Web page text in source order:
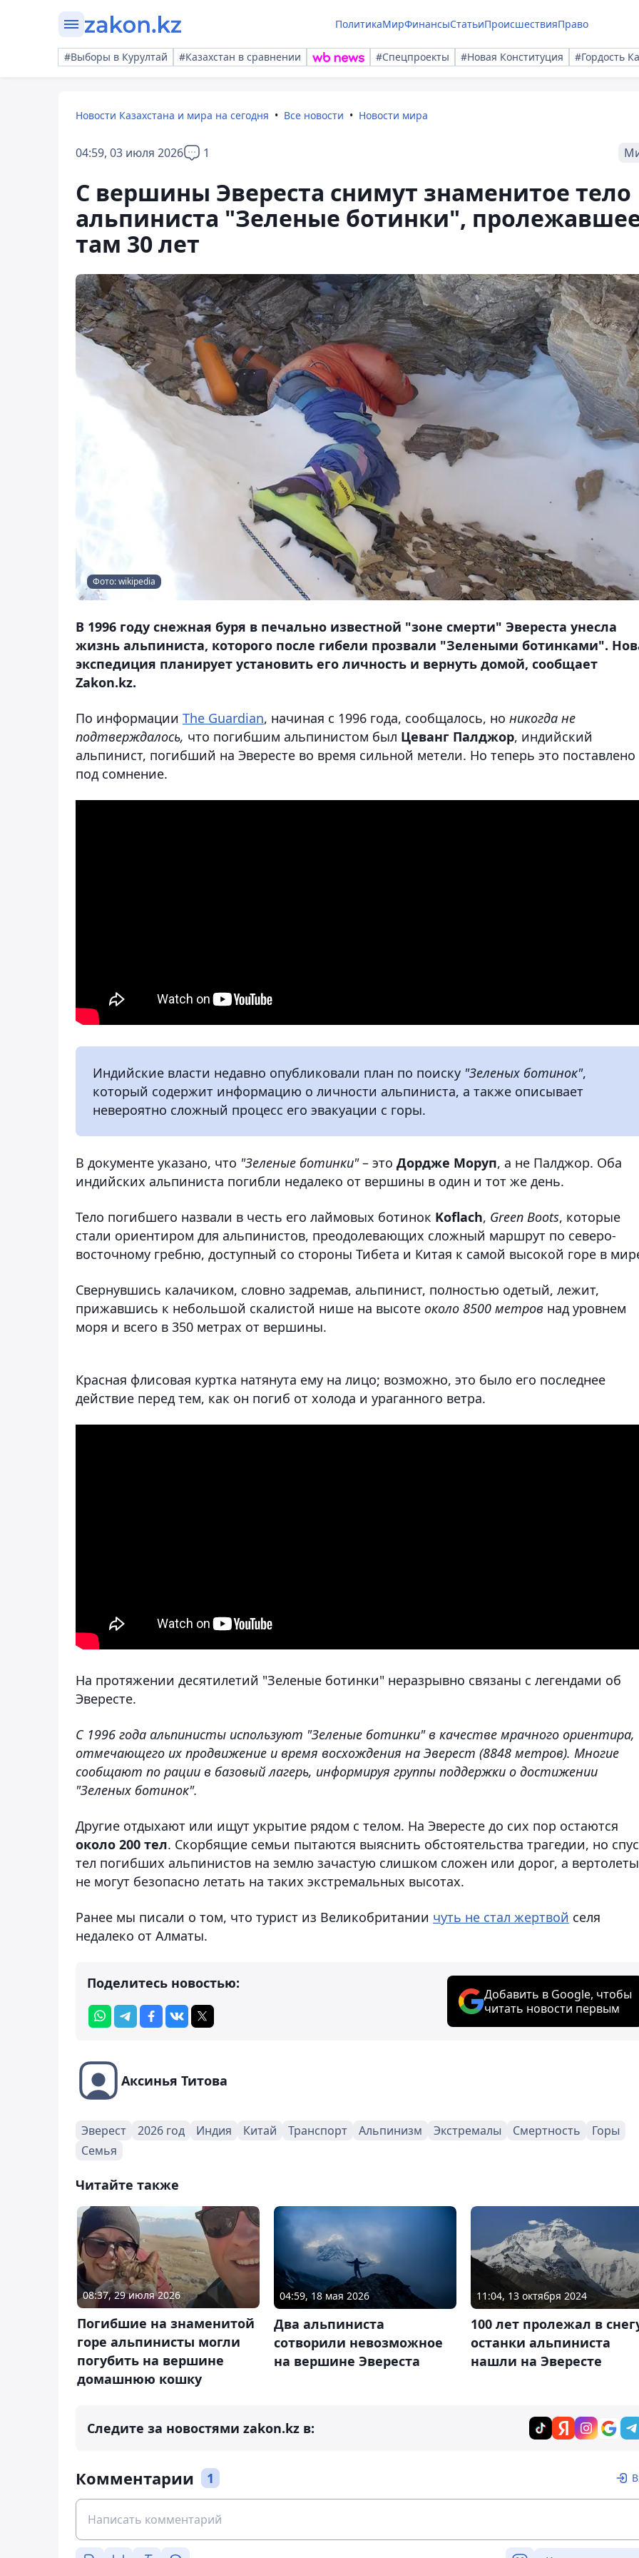
ПолитикаМирФинансыСтатьиПроисшествияПраво
#Выборы в Курултай #Казахстан в сравнении #Спецпроекты #Новая Конституция #Гордость
Новости Казахстана и мира на сегодня Все новости Новости мира
04:59, 03 июля 2026 1
С вершины Эвереста снимут знаменитое тело
альпиниста "Зеленые ботинки",
там 30 лет
Фото: wikipedia
В 1996 году снежная буря в печально известной "зоне смерти" Эвереста унесла
жизнь альпиниста, которого после гибели прозвали "Зелеными ботинками".
экспедиция планирует установить его личность и вернуть домой, сообщает
Zakon.kz.
По информации The Guardian, начиная с 1996 года, сообщалось, но никогда не
подтверждалось, что погибшим альпинистом был Цеванг Палджор, индийский
альпинист, погибший на Эвересте во время сильной метели. Но теперь это поставлено
под сомнение.
Индийские власти недавно опубликовали план по поиску "Зеленых ботинок",
который содержит информацию о личности альпиниста, а также описывает
невероятно сложный процесс его эвакуации с горы.
В документе указано, что "Зеленые ботинки"– это Дордже Моруп, а не Палджор. Оба
индийских альпиниста погибли недалеко от вершины в один и тот же день.
Тело погибшего назвали в честь его лаймовых ботинок Koflach, Green Boots, которые
стали ориентиром для альпинистов, преодолевающих сложный маршрут по северо-
восточному гребню, доступный со стороны Тибета и Китая к самой высокой горе в
Свернувшись калачиком, словно задремав, альпинист, полностью одетый, лежит,
прижавшись к небольшой скалистой нише на высоте около 8500 метров над уровнем
моря и всего в 350 метрах от вершины.
Красная флисовая куртка натянута ему на лицо; возможно, это было его последнее
действие перед тем, как он погиб от холода и ураганного ветра.
На протяжении десятилетий "Зеленые ботинки" неразрывно связаны с легендами об
Эвересте.
С 1996 года альпинисты используют "Зеленые ботинки" в качестве мрачного ориентира,
отмечающего их продвижение и время восхождения на Эверест (8848 метров). Многие
сообщают по рации в базовый лагерь, информируя группы поддержки о достижении
"Зеленых ботинок".
Другие отдыхают или ищут укрытие рядом с телом. На Эвересте до сих пор остаются
около 200 тел. Скорбящие семьи пытаются выяснить обстоятельства трагедии, но
тел погибших альпинистов на землю зачастую слишком сложен или дорог, а вертолеты
не могут безопасно летать на таких экстремальных высотах.
Ранее мы писали о том, что турист из Великобритании чуть не стал жертвой селя
недалеко от Алматы.
Поделитесь новостью:
Добавить в Google, чтобы
читать новости первым
Аксинья Титова
Эверест 2026 год Индия Китай Транспорт Альпинизм Экстремалы Смертность
Горы
Семья
Читайте также
08:37, 29 июля 2026
Погибшие на знаменитой
горе альпинисты могли
погубить на вершине
домашнюю кошку
04:59, 18 мая 2026
Два альпиниста
сотворили невозможное
на вершине Эвереста
11:04, 13 октября 2024
100 лет пролежал в
останки альпиниста
нашли на Эвересте
Следите за новостями zakon.kz в:
Комментарии 1